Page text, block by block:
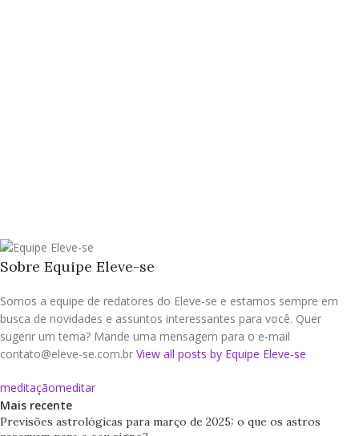
Sobre Equipe Eleve-se
Somos a equipe de redatores do Eleve-se e estamos sempre em
busca de novidades e assuntos interessantes para você. Quer
sugerir um tema? Mande uma mensagem para o e-mail
contato@eleve-se.com.br View all posts by Equipe Eleve-se
meditaçãomeditar
Mais recente
Previsões astrológicas para março de 2025: o que os astros